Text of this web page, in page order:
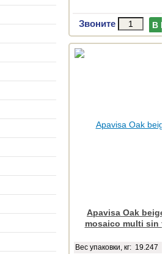
Звоните В
Apavisa Oak beige
mosaico multi sin
Веc упаковки, кг: 19.247